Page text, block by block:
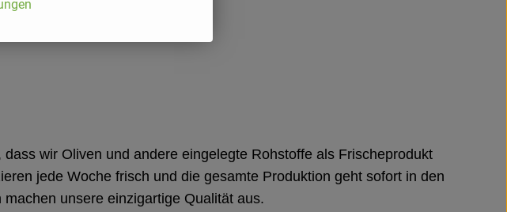
wir Oliven und andere eingelegte Rohstoffe als Frischeprodukt
jede Woche frisch und die gesamte Produktion geht sofort in den
unsere einzigartige Qualität aus.